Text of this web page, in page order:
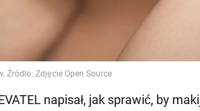
napisał, jak sprawić, by